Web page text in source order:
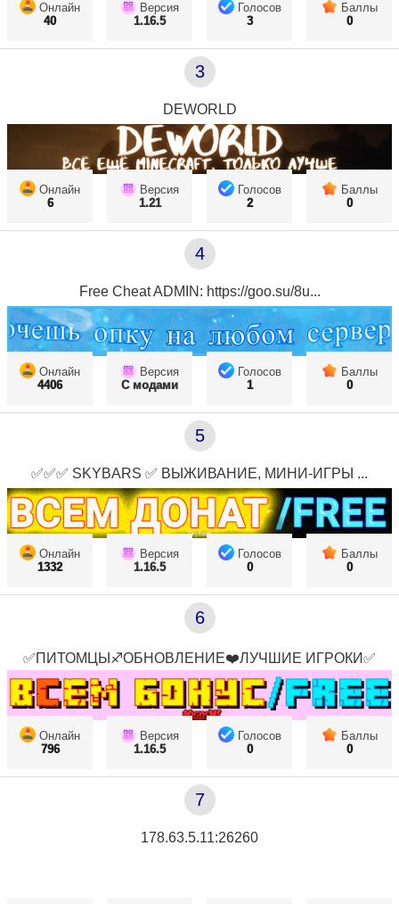
Онлайн
40
Версия
1.16.5
Голосов
3
Баллы
0
3
DEWORLD
Онлайн
6
Версия
1.21
Голосов
2
Баллы
0
4
Free Cheat ADMIN: https://goo.su/8u...
Онлайн
4406
Версия
С модами
Голосов
1
Баллы
0
5
✅✅✅ SKYBARS ✅ ВЫЖИВАНИЕ, МИНИ-ИГРЫ ...
Онлайн
1332
Версия
1.16.5
Голосов
0
Баллы
0
6
✅ПИТОМЦЫ♐ОБНОВЛЕНИЕ❤️ЛУЧШИЕ ИГРОКИ✅
Онлайн
796
Версия
1.16.5
Голосов
0
Баллы
0
7
178.63.5.11:26260